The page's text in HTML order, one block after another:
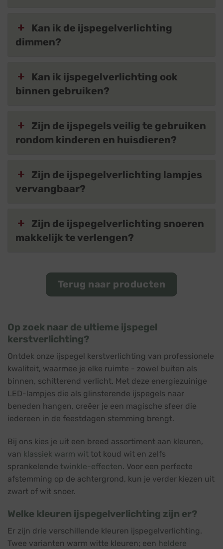
Kan ik de ijspegelverlichting
dimmen?
Kan ik ijspegelverlichting ook
binnen gebruiken?
Zijn de ijspegels veilig te gebruiken
rondom kinderen en huisdieren?
Zijn de ijspegelverlichting lampjes
vervangbaar?
Zijn de ijspegelverlichting snoeren
makkelijk te verlengen?
Terug naar producten
Op zoek naar de ultieme ijspegel
kerstverlichting?
Ontdek onze ijspegel kerstverlichting van professionele
kwaliteit, waarmee je elke ruimte - zowel buiten als
binnen, schitterend verlicht. Met deze energiezuinige
LED-lampjes die als glinsterende ijspegels naar
beneden hangen, creëer je een magische sfeer die
iedereen in de feestdagen stemming brengt.
Bij ons kies je uit een breed assortiment aan kleuren,
van klassiek warm wit tot koud wit en zelfs
sprankelende twinkle-effecten. Voor een perfecte
afstemming op de achtergrond, kun je verder kiezen uit
zwart of wit snoer.
Welke kleuren ijspegelverlichting zijn er?
Er zijn drie verschillende kleuren ijspegelverlichting.
Twee varianten warm witte kleuren; een heldere